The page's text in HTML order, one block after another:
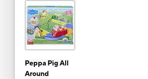
Peppa Pig All
Around